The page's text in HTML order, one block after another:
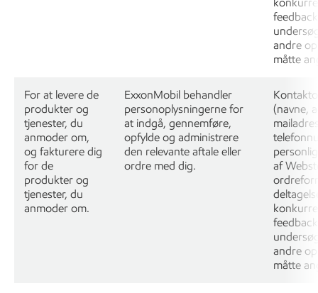
andre
måtte
For at levere de
produkter og
tjenester, du
anmoder om,
og fakturere dig
for de
produkter og
tjenester, du
anmoder om.
ExxonMobil behandler
personoplysningerne for
at indgå, gennemføre,
opfylde og administrere
den relevante aftale eller
ordre med dig.
(navne,
af
andre
måtte